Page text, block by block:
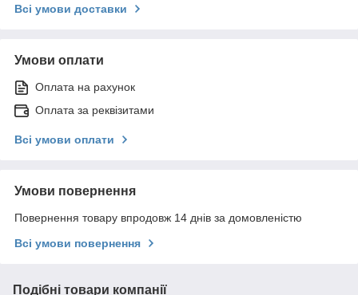
Всі умови доставки
Умови оплати
Оплата на рахунок
Оплата за реквізитами
Всі умови оплати
Умови повернення
Повернення товару впродовж 14 днів за домовленістю
Всі умови повернення
Подібні товари компанії